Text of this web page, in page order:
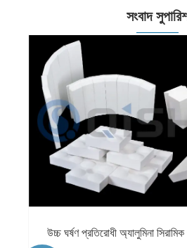
সংবাদ
উচ্চ ঘর্ষণ প্রতিরোধী অ্যালুমিনা